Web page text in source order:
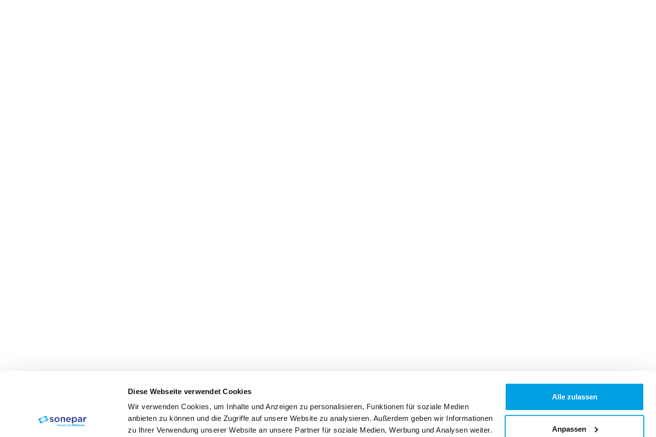
Diese Webseite verwendet Cookies
Wir verwenden Cookies, um Inhalte und Anzeigen zu personalisieren, Funktionen für soziale Medien
anbieten zu können und die Zugriffe auf unsere Website zu analysieren. Außerdem geben wir Informationen
zu Ihrer Verwendung unserer Website an unsere Partner für soziale Medien, Werbung und Analysen weiter.
Alle zulassen
Anpassen